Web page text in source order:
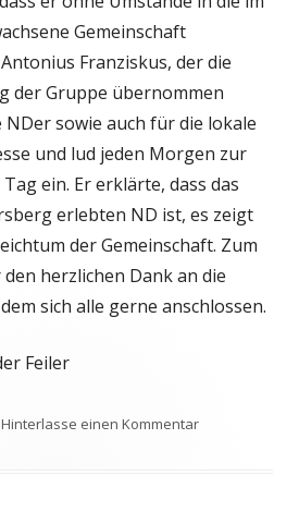
Gemeinschaft
Franziskus, der die
der Gruppe übernommen
sowie auch für die lokale
und lud jeden Morgen zur
ein. Er erklärte, dass das
erlebten ND ist, es zeigt
der Gemeinschaft. Zum
herzlichen Dank an die
sich alle gerne anschlossen.
Feiler
Hinterlasse einen Kommentarzu So war es